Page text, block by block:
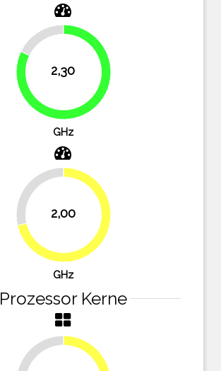
2,30
17.9%
82.1%
GHz
2,00
28.6%
71.4%
GHz
Prozessor Kerne